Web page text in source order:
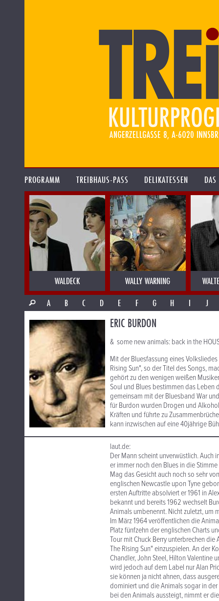
PROGRAMM TREIBHAUS-PASS DELIKATESSEN
WALDECK WALLY WARNING
A
B C D E F G H I J
ERIC BURDON
& some new animals: back in the
Mit der Bluesfassung eines
Rising Sun", so der Titel des Songs,
gehört zu den wenigen weißen
Soul und Blues bestimmen das
gemeinsam mit der Bluesband War
für Burdon wurden Drogen und
Kräften und führte zu
kann inzwischen auf eine 40jährige
laut.de:
Der Mann scheint unverwüstlich.
er immer noch den Blues in die
Mag das Gesicht auch noch so sehr
englischen Newcastle upon Tyne
ersten Auftritte absolviert er 1961 in
bekannt und bereits 1962 wechselt
Animals umbenennt. Nicht zuletzt, um
Im März 1964 veröffentlichen die
Platz fünfzehn der englischen Charts
Tour mit Chuck Berry unterbrechen
The Rising Sun" einzuspielen. An der
Chandler, John Steel, Hilton Valentine
wird jedoch auf dem Label nur Alan
sie können ja nicht ahnen, dass
dominiert und die Animals sogar in
bei den Animals aussteigt, nimmt er